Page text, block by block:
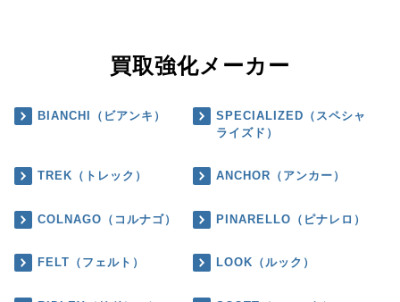
買取強化メーカー
BIANCHI（ビアンキ）
SPECIALIZED（スペシャ
ライズド）
TREK（トレック） ANCHOR（アンカー）
COLNAGO（コルナゴ） PINARELLO（ピナレロ）
FELT（フェルト） LOOK（ルック）